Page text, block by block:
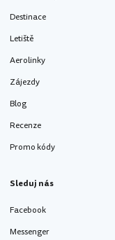
Destinace
Letiště
Aerolinky
Zájezdy
Blog
Recenze
Promo kódy
Sleduj nás
Facebook
Messenger